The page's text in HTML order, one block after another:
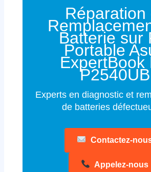
Réparation
Batterie sur
Portable
ExpertBook
P2540UB
Experts en diagnostic et
de batteries
Contactez-
Appelez-nous